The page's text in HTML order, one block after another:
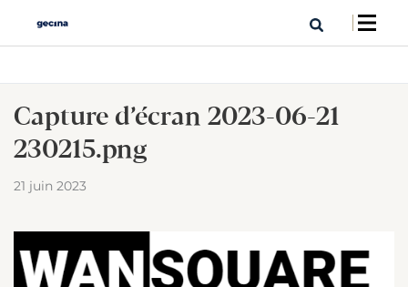
Capture d’écran 2023-06-21
230215.png
21 juin 2023